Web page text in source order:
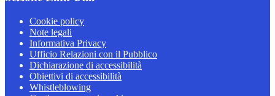
Cookie policy
Note legali
Informativa Privacy
Ufficio Relazioni con il Pubblico
Dichiarazione di accessibilità
Obiettivi di accessibilità
Whistleblowing